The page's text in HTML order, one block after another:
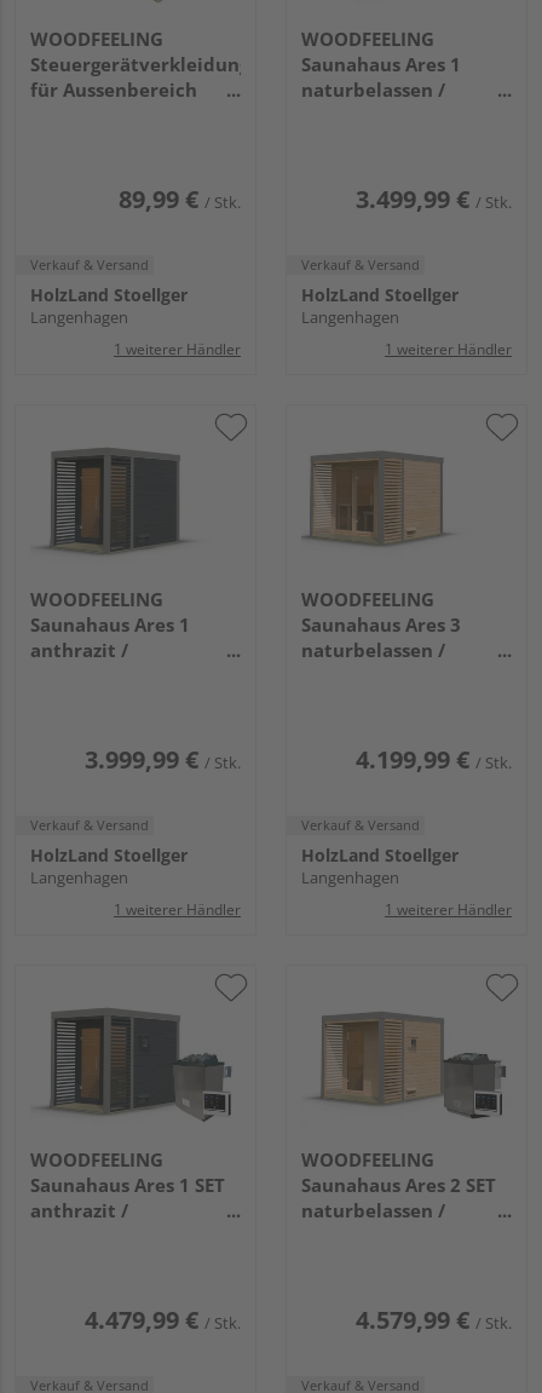
WOODFEELING
Steuergerätverkleidung
für Aussenbereich
89,99 € / Stk.
Verkauf & Versand
HolzLand Stoellger
Langenhagen
1 weiterer Händler
WOODFEELING
Saunahaus Ares 1
naturbelassen /
3.499,99 € / Stk.
Verkauf & Versand
HolzLand Stoellger
Langenhagen
1 weiterer Händler
WOODFEELING
Saunahaus Ares 1
anthrazit /
3.999,99 € / Stk.
Verkauf & Versand
HolzLand Stoellger
Langenhagen
1 weiterer Händler
WOODFEELING
Saunahaus Ares 3
naturbelassen /
4.199,99 € / Stk.
Verkauf & Versand
HolzLand Stoellger
Langenhagen
1 weiterer Händler
WOODFEELING
Saunahaus Ares 1 SET
anthrazit /
4.479,99 € / Stk.
Verkauf & Versand
WOODFEELING
Saunahaus Ares 2 SET
naturbelassen /
4.579,99 € / Stk.
Verkauf & Versand